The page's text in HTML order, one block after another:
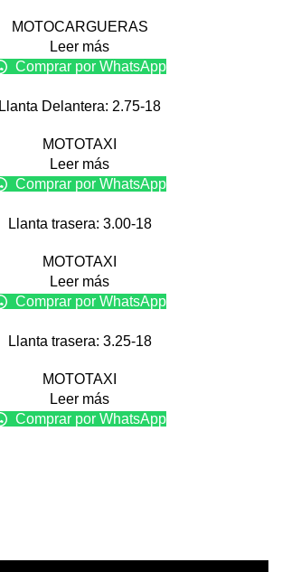
MOTOCARGUERAS
Leer más
Comprar por WhatsApp
Llanta Delantera: 2.75-18
MOTOTAXI
Leer más
Comprar por WhatsApp
Llanta trasera: 3.00-18
MOTOTAXI
Leer más
Comprar por WhatsApp
Llanta trasera: 3.25-18
MOTOTAXI
Leer más
Comprar por WhatsApp